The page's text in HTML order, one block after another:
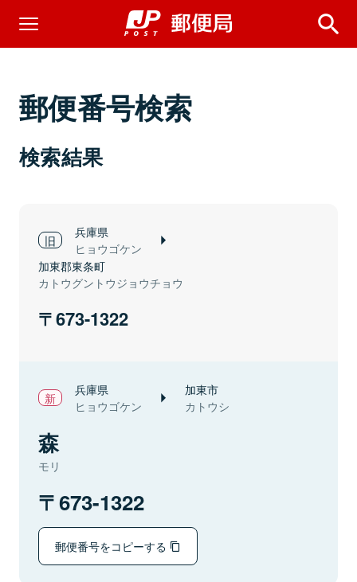
郵便番号検索
検索結果
兵庫県
ヒョウゴケン
加東郡東条町
カトウグントウジョウチョウ
673-1322
兵庫県
ヒョウゴケン
加東市
カトウシ
森
モリ
673-1322
郵便番号をコピーする